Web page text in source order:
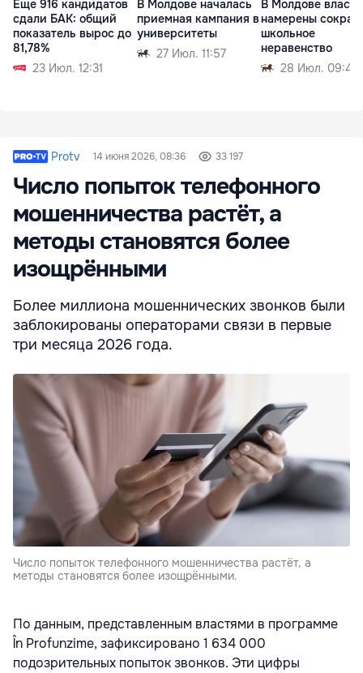
Еще 916 кандидатов
сдали БАК: общий
показатель вырос до
81,78%
23 Июл. 12:31
В Молдове началась
приемная кампания в
университеты
27 Июл. 11:57
В Молдове власти
намерены
школьное
неравенство
28 Июл. 09:42
Protv 14 июня 2026, 08:36 33 197
Число попыток телефонного
мошенничества растёт, а
методы становятся более
изощрёнными
Более миллиона мошеннических звонков были
заблокированы операторами связи в первые
три месяца 2026 года.
Число попыток телефонного мошенничества растёт, а
методы становятся более изощрёнными.
По данным, представленным властями в программе
În Profunzime, зафиксировано 1 634 000
подозрительных попыток звонков. Эти цифры